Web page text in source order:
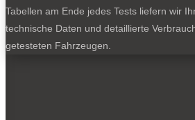
Tabellen am Ende jedes Tests liefern wir
technische Daten und detaillierte
getesteten Fahrzeugen.